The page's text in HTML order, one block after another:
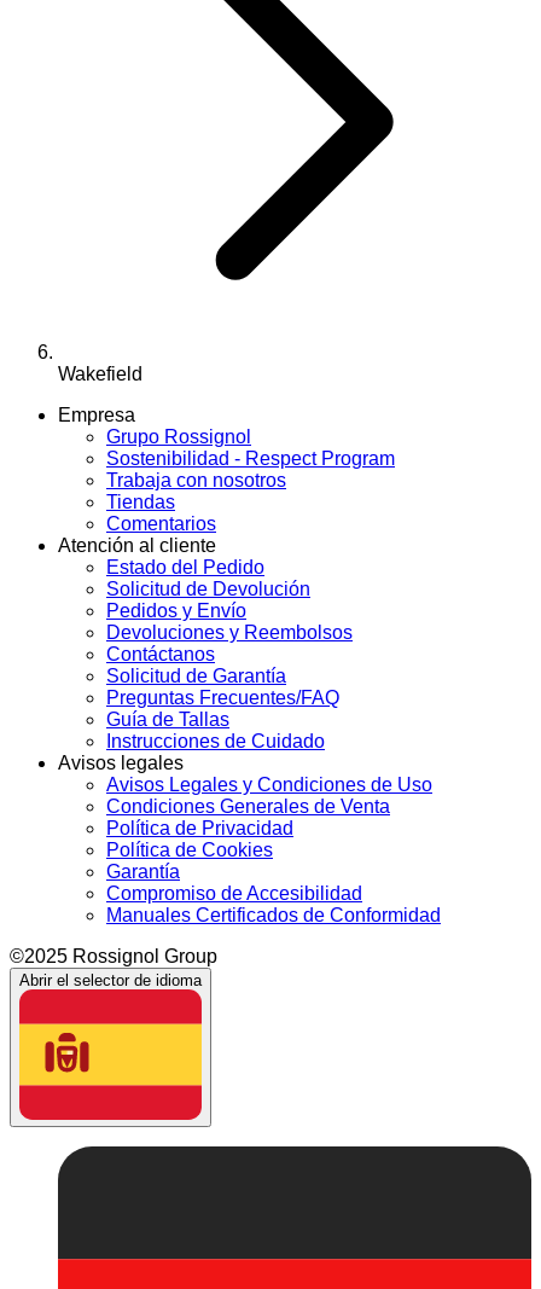
Wakefield
Empresa
Grupo Rossignol
Sostenibilidad - Respect Program
Trabaja con nosotros
Tiendas
Comentarios
Atención al cliente
Estado del Pedido
Solicitud de Devolución
Pedidos y Envío
Devoluciones y Reembolsos
Contáctanos
Solicitud de Garantía
Preguntas Frecuentes/FAQ
Guía de Tallas
Instrucciones de Cuidado
Avisos legales
Avisos Legales y Condiciones de Uso
Condiciones Generales de Venta
Política de Privacidad
Política de Cookies
Garantía
Compromiso de Accesibilidad
Manuales Certificados de Conformidad
©2025 Rossignol Group
Abrir el selector de idioma